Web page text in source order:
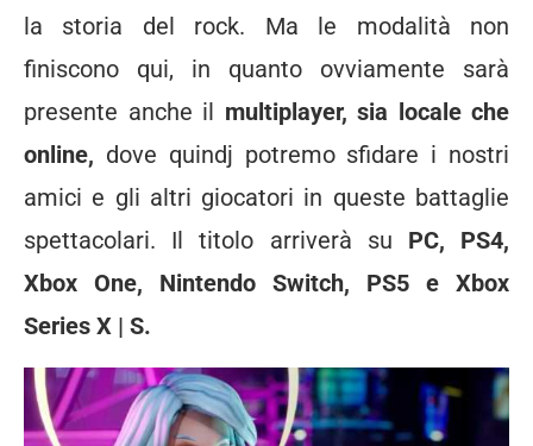
la storia del rock. Ma le modalità non
finiscono qui, in quanto ovviamente sarà
presente anche il multiplayer, sia locale che
online, dove quindj potremo sfidare i nostri
amici e gli altri giocatori in queste battaglie
spettacolari. Il titolo arriverà su PC, PS4,
Xbox One, Nintendo Switch, PS5 e Xbox
Series X | S.